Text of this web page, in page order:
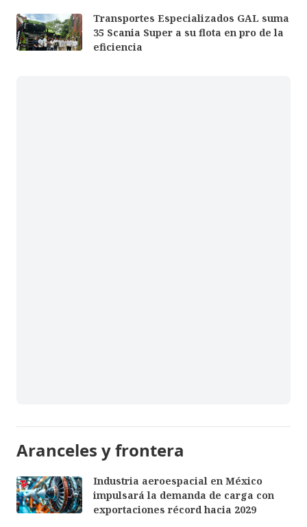
Transportes Especializados GAL suma
35 Scania Super a su flota en pro de la
eficiencia
Aranceles y frontera
Industria aeroespacial en México
impulsará la demanda de carga con
exportaciones récord hacia 2029